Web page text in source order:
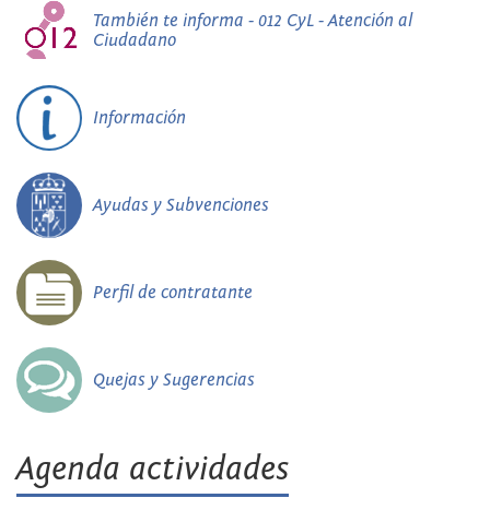
También te informa - 012 CyL - Atención al
Ciudadano
Información
Ayudas y Subvenciones
Perfil de contratante
Quejas y Sugerencias
Agenda actividades